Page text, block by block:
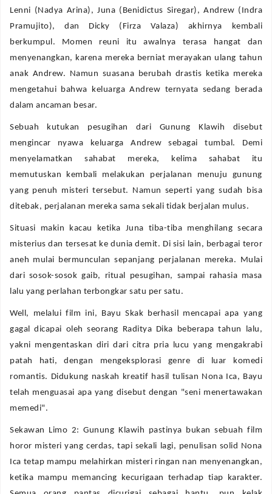
Lenni (Nadya Arina), Juna (Benidictus Siregar), Andrew (Indra
Pramujito), dan Dicky (Firza Valaza) akhirnya kembali
berkumpul. Momen reuni itu awalnya terasa hangat dan
menyenangkan, karena mereka berniat merayakan ulang tahun
anak Andrew. Namun suasana berubah drastis ketika mereka
mengetahui bahwa keluarga Andrew ternyata sedang berada
dalam ancaman besar.
Sebuah kutukan pesugihan dari Gunung Klawih disebut
mengincar nyawa keluarga Andrew sebagai tumbal. Demi
menyelamatkan sahabat mereka, kelima sahabat itu
memutuskan kembali melakukan perjalanan menuju gunung
yang penuh misteri tersebut. Namun seperti yang sudah bisa
ditebak, perjalanan mereka sama sekali tidak berjalan mulus.
Situasi makin kacau ketika Juna tiba-tiba menghilang secara
misterius dan tersesat ke dunia demit. Di sisi lain, berbagai teror
aneh mulai bermunculan sepanjang perjalanan mereka. Mulai
dari sosok-sosok gaib, ritual pesugihan, sampai rahasia masa
lalu yang perlahan terbongkar satu per satu.
Well, melalui film ini, Bayu Skak berhasil mencapai apa yang
gagal dicapai oleh seorang Raditya Dika beberapa tahun lalu,
yakni mengentaskan diri dari citra pria lucu yang mengakrabi
patah hati, dengan mengeksplorasi genre di luar komedi
romantis. Didukung naskah kreatif hasil tulisan Nona Ica, Bayu
telah menguasai apa yang disebut dengan "seni menertawakan
memedi".
Sekawan Limo 2: Gunung Klawih pastinya bukan sebuah film
horor misteri yang cerdas, tapi sekali lagi, penulisan solid Nona
Ica tetap mampu melahirkan misteri ringan nan menyenangkan,
ketika mampu memancing kecurigaan terhadap tiap karakter.